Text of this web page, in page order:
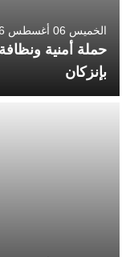
الخميس 06 أغسطس 2026 - 6:39
حملة أمنية
بإنزكان